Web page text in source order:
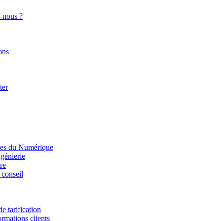
nous ?
du Numérique
tarification
clients